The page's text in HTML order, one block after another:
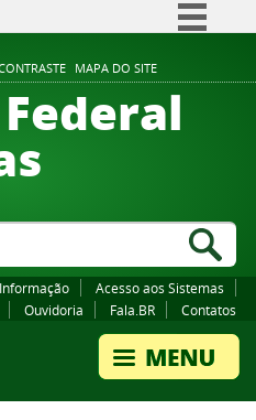
MAPA DO SITE
Comunica BR
Participe
Canais
Acesso aos Sistemas
Ouvidoria Fala.BR Contatos